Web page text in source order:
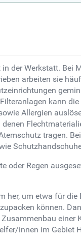
der Werkstatt. Bei
arbeiten sie
kann
Allergien
tragen.
oder Regen
her, um etwa für die
können.
einer
innen im Gebiet